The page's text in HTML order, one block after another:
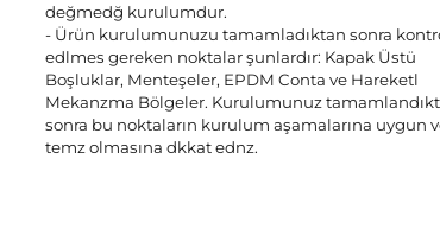
değmedğ kurulumdur.
- Ürün kurulumunuzu tamamladıktan sonra
edlmes gereken noktalar şunlardır: Kapak Üstü
Boşluklar, Menteşeler, EPDM Conta ve Hareketl
Mekanzma Bölgeler. Kurulumunuz
sonra bu noktaların kurulum aşamalarına uygun
temz olmasına dkkat ednz.